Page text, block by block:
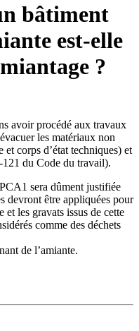
bâtiment
est-elle
?
avoir procédé aux travaux
les matériaux non
corps d’état techniques) et
121 du Code du travail).
sera dûment justifiée
devront être appliquées pour
et les gravats issus de cette
comme des déchets
de l’amiante.